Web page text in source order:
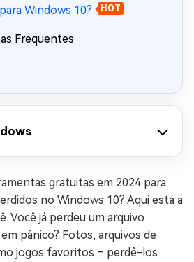
Windows 10?
HOT
Frequentes
gratuitas em 2024 para
no Windows 10? Aqui está a
Você já perdeu um arquivo
pânico? Fotos, arquivos de
jogos favoritos – perdê-los